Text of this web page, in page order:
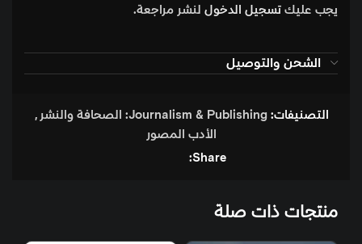
يجب عليك تسجيل الدخول لنشر مراجعة.
الشحن والتوصيل
التصنيفات: Journalism & Publishing: الصحافة والنشر
,
الأدب المصور
Share:
منتجات ذات صلة